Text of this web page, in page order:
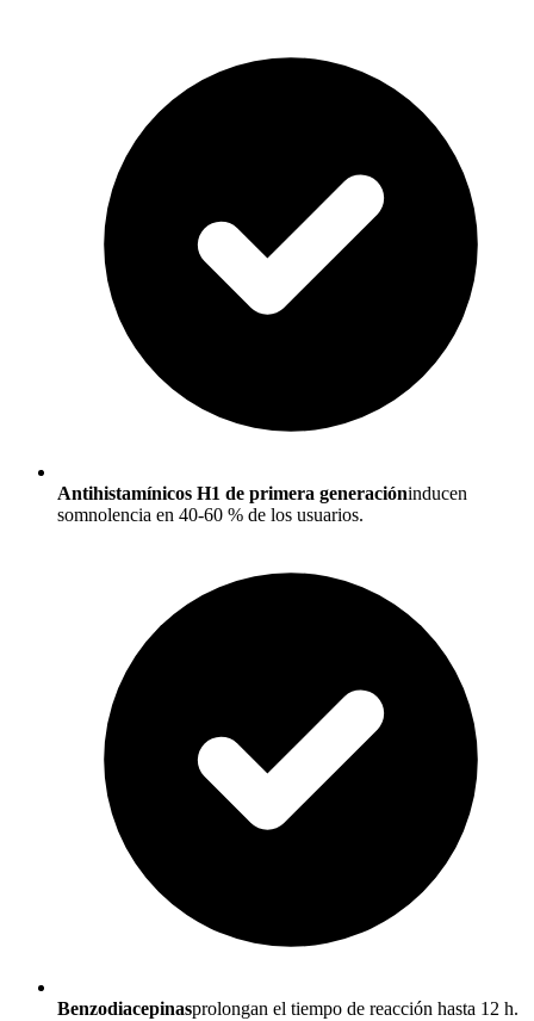
Antihistamínicos H1 de primera generacióninducen
somnolencia en 40-60 % de los usuarios.
Benzodiacepinasprolongan el tiempo de reacción hasta 12 h.